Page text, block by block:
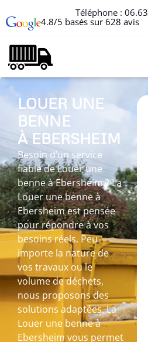
Téléphone :
4.8/5 basés sur 628 avis
LOUER UNE
BENNE
À EBERSHEIM
Besoin d’un service
fiable de Louer une
benne à Ebersheim ? La
Louer une benne à
Ebersheim est pensée
pour répondre à vos
besoins réels. Peu
importe la nature de
vos travaux ou le
volume de déchets,
nous proposons des
solutions adaptées. La
Louer une benne à
Ebersheim vous permet